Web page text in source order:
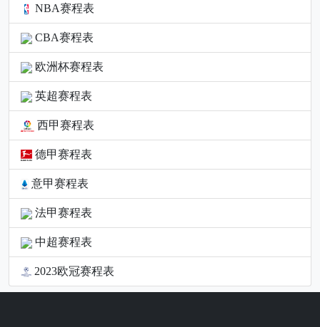
NBA赛程表
CBA赛程表
欧洲杯赛程表
英超赛程表
西甲赛程表
德甲赛程表
意甲赛程表
法甲赛程表
中超赛程表
2023欧冠赛程表